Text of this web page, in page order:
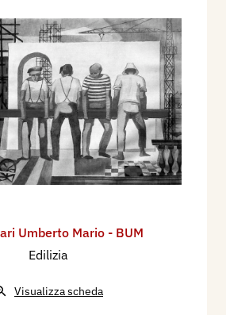
Umberto Mario - BUM
Edilizia
Visualizza scheda